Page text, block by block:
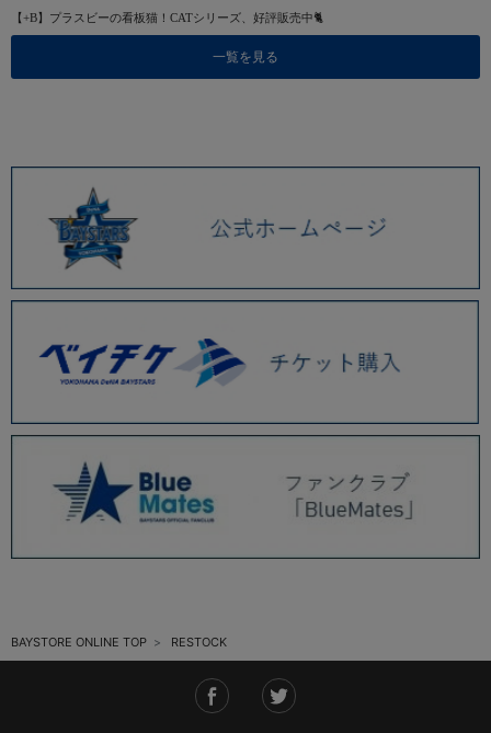
【+B】プラスビーの看板猫！CATシリーズ、好評販売中🐈
一覧を見る
BAYSTORE ONLINE TOP RESTOCK